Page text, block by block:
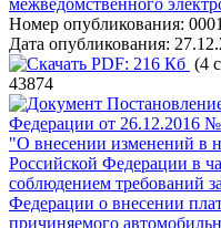
межведомственного
Номер опубликования:
Дата опубликования:
PDF: 216 Кб (4
43874
Федерации от 26.12.2016
"О внесении изменений в
Российской Федерации в
соблюдением требований
Федерации о внесении
причиняемого